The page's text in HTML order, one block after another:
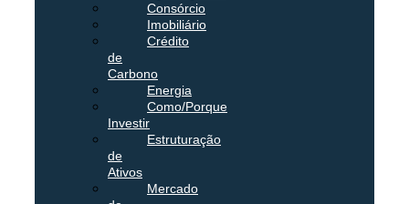
Consórcio
Imobiliário
Crédito
de
Carbono
Energia
Como/Porque
Investir
Estruturação
de
Ativos
Mercado